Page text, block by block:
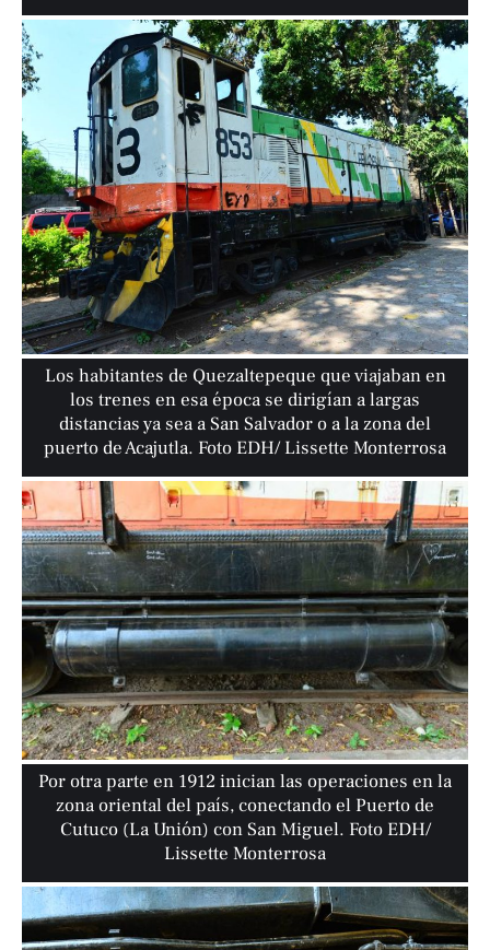
Los habitantes de Quezaltepeque que viajaban en
los trenes en esa época se dirigían a largas
distancias ya sea a San Salvador o a la zona del
puerto de Acajutla. Foto EDH/ Lissette Monterrosa
Por otra parte en 1912 inician las operaciones en la
zona oriental del país, conectando el Puerto de
Cutuco (La Unión) con San Miguel. Foto EDH/
Lissette Monterrosa